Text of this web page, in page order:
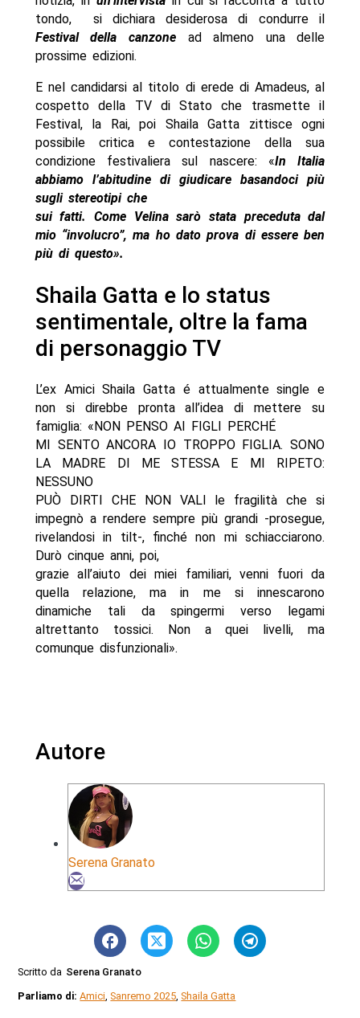
tondo, si dichiara desiderosa di condurre il
Festival della canzone ad almeno una delle
prossime edizioni.
E nel candidarsi al titolo di erede di Amadeus, al
cospetto della TV di Stato che trasmette il
Festival, la Rai, poi Shaila Gatta zittisce ogni
possibile critica e contestazione della sua
condizione festivaliera sul nascere: «In Italia
abbiamo l’abitudine di giudicare basandoci più
sugli stereotipi che
sui fatti. Come Velina sarò stata preceduta dal
mio “involucro”, ma ho dato prova di essere ben
più di questo».
Shaila Gatta e lo status
sentimentale, oltre la fama
di personaggio TV
L’ex Amici Shaila Gatta é attualmente single e
non si direbbe pronta all’idea di mettere su
famiglia: «NON PENSO AI FIGLI PERCHÉ
MI SENTO ANCORA IO TROPPO FIGLIA. SONO
LA MADRE DI ME STESSA E MI RIPETO:
NESSUNO
PUÒ DIRTI CHE NON VALI le fragilità che si
impegnò a rendere sempre più grandi -prosegue,
rivelandosi in tilt-, finché non mi schiacciarono.
Durò cinque anni, poi,
grazie all’aiuto dei miei familiari, venni fuori da
quella relazione, ma in me si innescarono
dinamiche tali da spingermi verso legami
altrettanto tossici. Non a quei livelli, ma
comunque disfunzionali».
Autore
Serena Granato
Scritto da Serena Granato
Parliamo di:Amici,Sanremo 2025,Shaila Gatta